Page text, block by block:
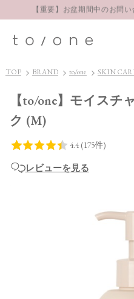
お得な定期購
【重要】お盆期間中のお問
お得な定期購
TOP BRAND to/one SKIN
【to/one】モイス
ク (M)
レビューを見る